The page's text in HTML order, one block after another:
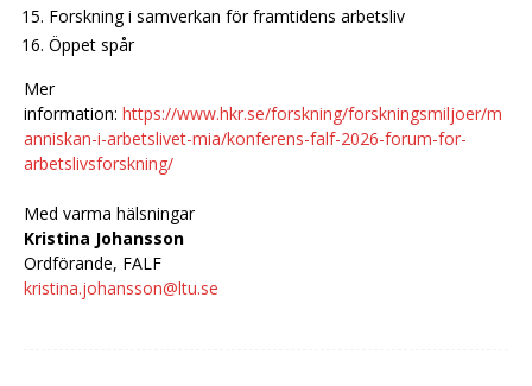
Forskning i samverkan för framtidens arbetsliv
Öppet spår
Mer
information: https://www.hkr.se/forskning/forskningsmiljoer/m
anniskan-i-arbetslivet-mia/konferens-falf-2026-forum-for-
arbetslivsforskning/
Med varma hälsningar
Kristina Johansson
Ordförande, FALF
kristina.johansson@ltu.se